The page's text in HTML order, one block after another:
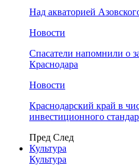
Над акваторией
Новости
Спасатели напомнили о
Краснодара
Новости
Краснодарский край в
инвестиционного
Пред След
Культура
Культура